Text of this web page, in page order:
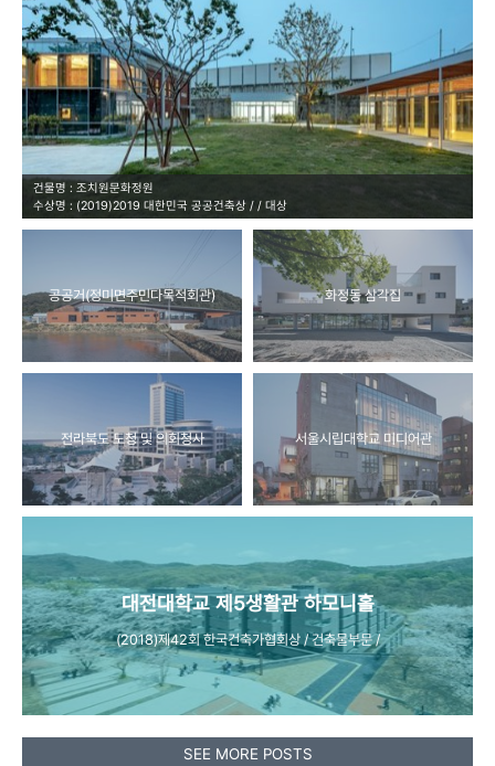
건물명 : 조치원문화정원
수상명 : (2019)2019 대한민국 공공건축상 / / 대상
공공거(정미면주민다목적회관) 화정동 삼각집
전라북도 도청 및 의회청사 서울시립대학교 미디어관
대전대학교 제5생활관 하모니홀
(2018)제42회 한국건축가협회상 / 건축물부문 /
SEE MORE POSTS